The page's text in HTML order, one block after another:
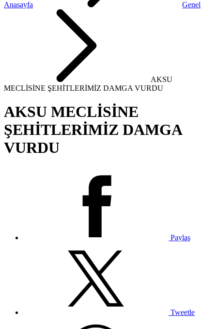
Anasayfa Genel
AKSU
MECLİSİNE ŞEHİTLERİMİZ DAMGA VURDU
AKSU MECLİSİNE
ŞEHİTLERİMİZ DAMGA
VURDU
Paylaş
Tweetle